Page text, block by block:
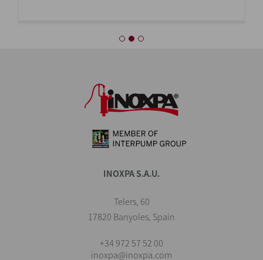
INOXPA S.A.U.
Telers, 60
17820 Banyoles, Spain
+34 972 57 52 00
inoxpa@inoxpa.com